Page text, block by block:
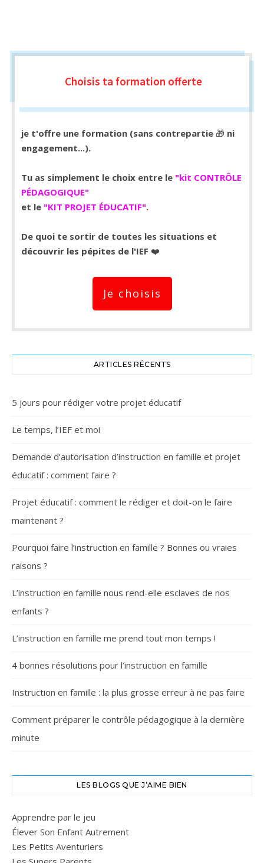
Choisis ta formation offerte
je t'offre une formation (sans contrepartie 🎁 ni
engagement...).
Tu as simplement le choix entre le "kit CONTRÔLE
PÉDAGOGIQUE"
et le "KIT PROJET ÉDUCATIF".
De quoi te sortir de toutes les situations et
découvrir les pépites de l'IEF ❤️
Je choisis
ARTICLES RÉCENTS
5 jours pour rédiger votre projet éducatif
Le temps, l’IEF et moi
Demande d’autorisation d’instruction en famille et projet
éducatif : comment faire ?
Projet éducatif : comment le rédiger et doit-on le faire
maintenant ?
Pourquoi faire l’instruction en famille ? Bonnes ou vraies
raisons ?
L’instruction en famille nous rend-elle esclaves de nos
enfants ?
L’instruction en famille me prend tout mon temps !
4 bonnes résolutions pour l’instruction en famille
Instruction en famille : la plus grosse erreur à ne pas faire
Comment préparer le contrôle pédagogique à la dernière
minute
LES BLOGS QUE J’AIME BIEN
Apprendre par le jeu
Élever Son Enfant Autrement
Les Petits Aventuriers